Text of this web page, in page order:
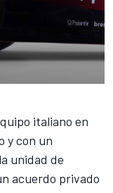
italiano en
y con un
unidad de
acuerdo privado